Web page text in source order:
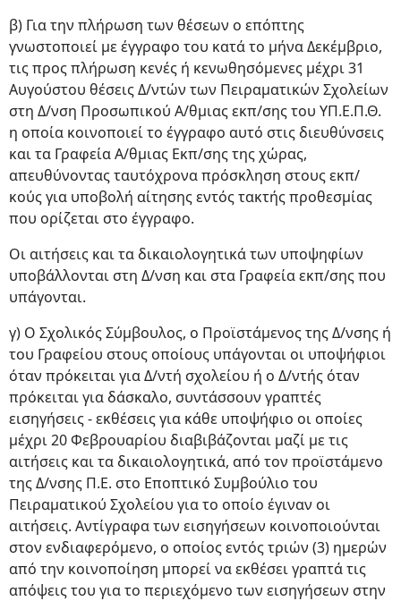
β) Για την πλήρωση των θέσεων ο επόπτης
γνωστοποιεί με έγγραφο του κατά το μήνα Δεκέμβριο,
τις προς πλή­ρωση κενές ή κενωθησόμενες μέχρι 31
Αυγούστου θέσεις Δ/ντών των Πειραματικών Σχολείων
στη Δ/νση Προσωπικού Α/θμιας εκπ/σης του ΥΠ.Ε.Π.Θ.
η οποία κοινοποιεί το έγγραφο αυτό στις διευθύνσεις
και τα Γραφεία Α/θμιας Εκπ/σης της χώρας,
απευθύνοντας ταυτόχρονα πρόσκληση στους εκπ/
κούς για υποβολή αίτησης εντός τα­κτής προθεσμίας
που ορίζεται στο έγγραφο.
Οι αιτήσεις και τα δικαιολογητικά των υποψηφίων
υποβάλλονται στη Δ/νση και στα Γραφεία εκπ/σης που
υπάγονται.
γ) Ο Σχολικός Σύμβουλος, ο Προϊστάμενος της Δ/νσης ή
του Γραφείου στους οποίους υπάγονται οι υποψήφιοι
όταν πρόκειται για Δ/ντή σχολείου ή ο Δ/ντής όταν
πρόκειται για δάσκαλο, συντάσσουν γραπτές
εισηγήσεις - εκθέσεις για κάθε υποψήφιο οι οποίες
μέχρι 20 Φεβρουαρίου διαβιβάζονται μαζί με τις
αιτήσεις και τα δικαιολογητικά, από τον προϊστάμενο
της Δ/νσης Π.Ε. στο Εποπτικό Συμβούλιο του
Πειραματικού Σχολείου για το οποίο έγιναν οι
αιτήσεις. Αντίγραφα των εισηγήσεων κοινοποιούνται
στον ενδιαφερόμενο, ο οποίος εντός τριών (3) ημερών
από την κοινοποίηση μπορεί να εκθέσει γραπτά τις
απόψεις του για το περιεχόμενο των εισηγήσεων στην